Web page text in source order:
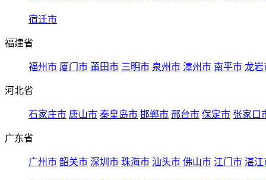
宿迁市
福建省
福州市 厦门市 莆田市 三明市 泉州市 漳州市 南平市 龙岩
河北省
石家庄市 唐山市 秦皇岛市 邯郸市 邢台市 保定市 张家口
广东省
广州市 韶关市 深圳市 珠海市 汕头市 佛山市 江门市 湛江